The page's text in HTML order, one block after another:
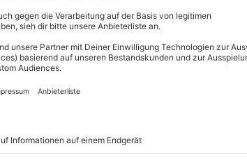
Erlebnisse.
Jeder
Details